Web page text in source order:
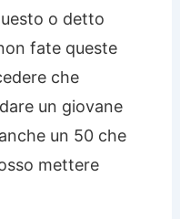
o detto
fate queste
che
un giovane
un 50 che
mettere